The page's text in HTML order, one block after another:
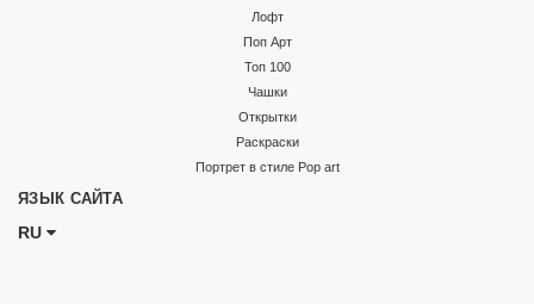
Лофт
Поп Арт
Топ 100
Чашки
Открытки
Раскраски
Портрет в стиле Pop art
ЯЗЫК САЙТА
RU